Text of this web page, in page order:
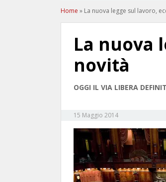
Home » La nuova legge sul lavoro,
La nuova
novità
OGGI IL VIA LIBERA
15 Maggio 2014